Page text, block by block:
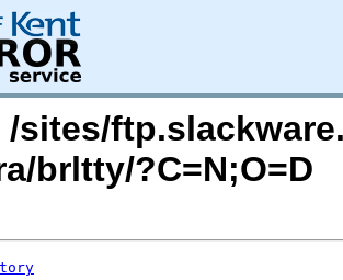
/sites/
brltty/?C=N;O=D